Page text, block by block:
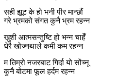
सही झूट के हो भनी पीर मान्छौं
गरे भ्रमको संगत कुनै भ्रम रहन्न
खुशी आत्मसन्तुष्टि हो भन्न चाहेँ
धेरै खोज्नथाले कमी कम रहन्न
म तिम्रो नजरबाट गिर्दा यो सोंच्नू
कुनै बोटमा फूल हर्दम रहन्न